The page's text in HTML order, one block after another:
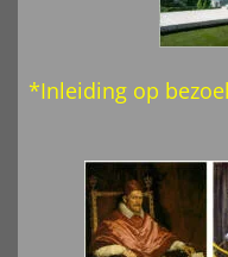
*Inleiding op